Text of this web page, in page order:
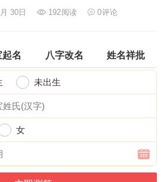
30日 192阅读 0评论
名 八字改名 姓名祥批
未出生
女